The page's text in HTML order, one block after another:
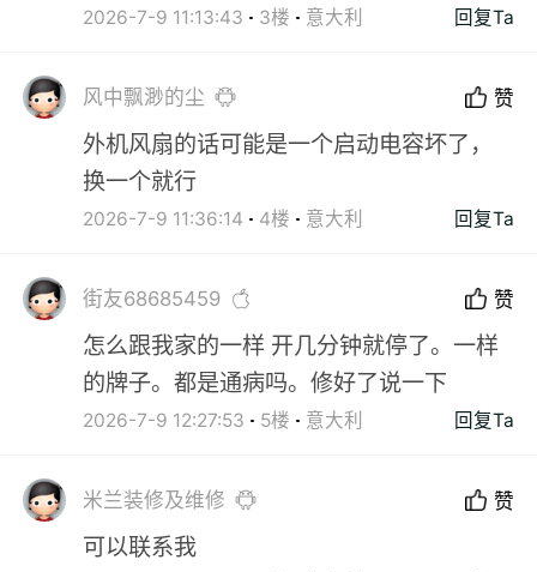
2026-7-9 11:13:43 3楼 意大利 回复Ta
风中飘渺的尘 赞
外机风扇的话可能是一个启动电容坏了，
换一个就行
2026-7-9 11:36:14 4楼 意大利 回复Ta
街友68685459 赞
怎么跟我家的一样 开几分钟就停了。一样
的牌子。都是通病吗。修好了说一下
2026-7-9 12:27:53 5楼 意大利 回复Ta
米兰装修及维修 赞
可以联系我